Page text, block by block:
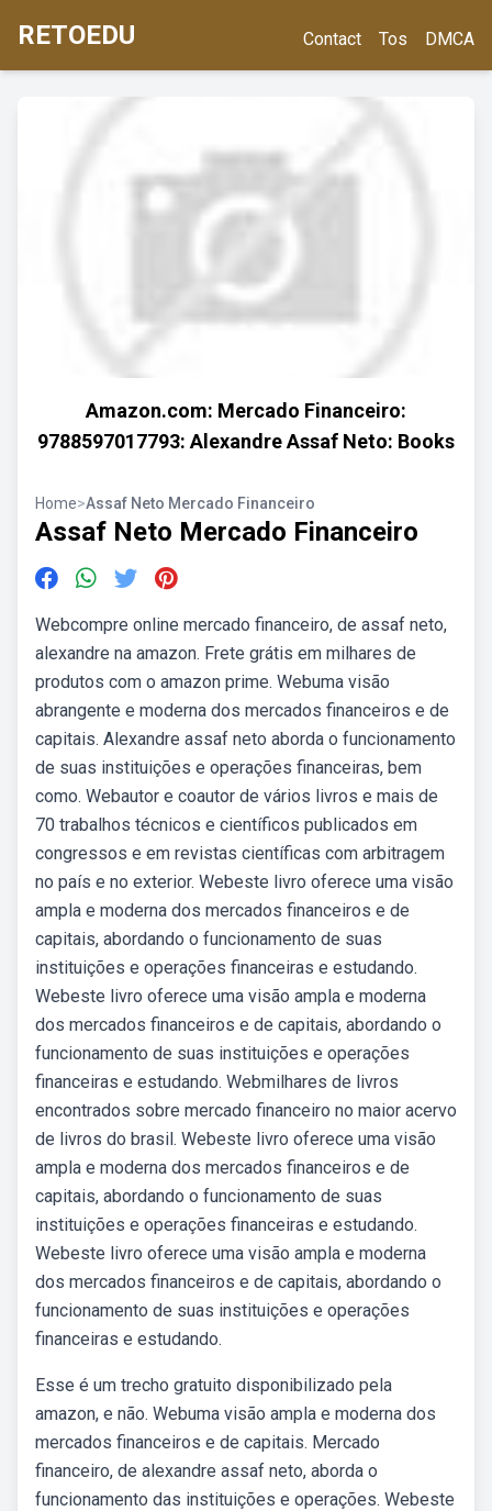
RETOEDU Contact Tos DMCA
Amazon.com: Mercado Financeiro:
9788597017793: Alexandre Assaf Neto: Books
Home>Assaf Neto Mercado Financeiro
Assaf Neto Mercado Financeiro
Webcompre online mercado financeiro, de assaf neto,
alexandre na amazon. Frete grátis em milhares de
produtos com o amazon prime. Webuma visão
abrangente e moderna dos mercados financeiros e de
capitais. Alexandre assaf neto aborda o funcionamento
de suas instituições e operações financeiras, bem
como. Webautor e coautor de vários livros e mais de
70 trabalhos técnicos e científicos publicados em
congressos e em revistas científicas com arbitragem
no país e no exterior. Webeste livro oferece uma visão
ampla e moderna dos mercados financeiros e de
capitais, abordando o funcionamento de suas
instituições e operações financeiras e estudando.
Webeste livro oferece uma visão ampla e moderna
dos mercados financeiros e de capitais, abordando o
funcionamento de suas instituições e operações
financeiras e estudando. Webmilhares de livros
encontrados sobre mercado financeiro no maior acervo
de livros do brasil. Webeste livro oferece uma visão
ampla e moderna dos mercados financeiros e de
capitais, abordando o funcionamento de suas
instituições e operações financeiras e estudando.
Webeste livro oferece uma visão ampla e moderna
dos mercados financeiros e de capitais, abordando o
funcionamento de suas instituições e operações
financeiras e estudando.
Esse é um trecho gratuito disponibilizado pela
amazon, e não. Webuma visão ampla e moderna dos
mercados financeiros e de capitais. Mercado
financeiro, de alexandre assaf neto, aborda o
funcionamento das instituições e operações. Webeste